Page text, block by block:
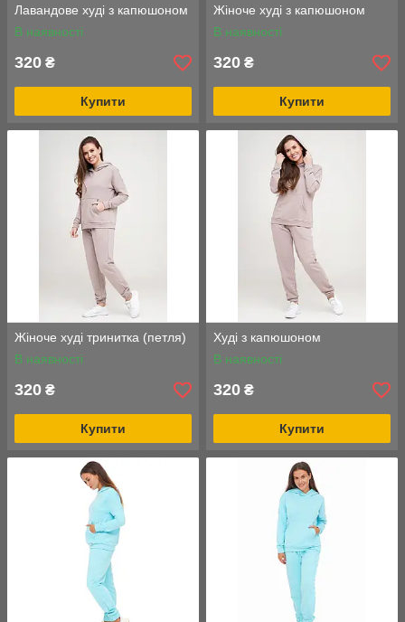
Лавандове худі з капюшоном
В наявності
320 ₴
Купити
Жіноче худі з капюшоном
В наявності
320 ₴
Купити
Жіноче худі тринитка (петля)
В наявності
320 ₴
Купити
Худі з капюшоном
В наявності
320 ₴
Купити